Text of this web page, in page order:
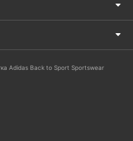
Adidas Back to Sport Sportswear